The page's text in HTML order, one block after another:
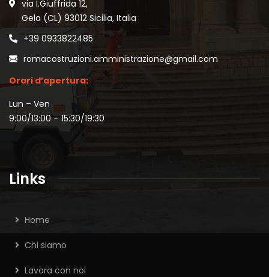
via I.Giuffrida 12,
Gela (CL) 93012 Sicilia, Italia
+39 0933822485
romacostruzioni.amministrazione@gmail.com
Orari d’apertura:
Lun – Ven
9:00/13:00 – 15:30/19:30
Links
Home
Chi siamo
Lavora con noi